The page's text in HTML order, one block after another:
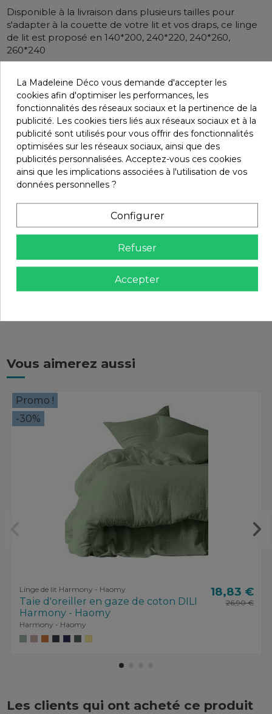
Disponible à la livraison dans plusieurs tailles pour
s'adapter à la couette de votre lit et vos draps, ce linge
de lit est proposé en 140*200, 240*220, 240*260,
260*240
Haomy est facile à entretenir. Il suffit de la retourner sur
l’envers avant le lavage.
Le repassage n’est pas nécessaire après chaque
nettoyagen sur ce produit.
Détails du produit
Retours et remboursements
Vous aimerez aussi
Promo !
-30%
Linge de lit Harmony - Haomy
Taie d'oreiller en gaze de coton DILI
Harmony - Haomy
Harmony - Haomy
18,83 €
26,90 €
Les clients qui ont acheté ce produit
La Madeleine Déco vous demande d'accepter les
cookies afin d'optimiser les performances, les
fonctionnalités des réseaux sociaux et la pertinence de la
publicité. Les cookies tiers liés aux réseaux sociaux et à la
publicité sont utilisés pour vous offrir des fonctionnalités
optimisées sur les réseaux sociaux, ainsi que des
publicités personnalisées. Acceptez-vous ces cookies
ainsi que les implications associées à l'utilisation de vos
données personnelles ?
Configurer
Refuser
Accepter